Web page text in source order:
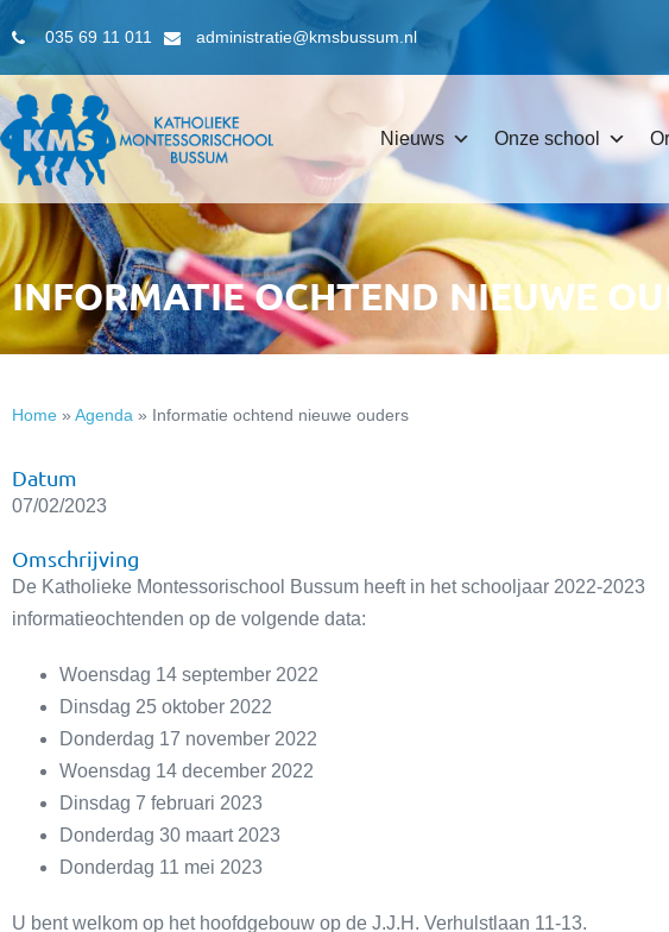
035 69 11 011 administratie@kmsbussum.nl
Nieuws Onze school
INFORMATIE OCHTEND NIEUWE
Home » Agenda » Informatie ochtend nieuwe ouders
Datum
07/02/2023
Omschrijving
De Katholieke Montessorischool Bussum heeft in het schooljaar 2022-2023
informatieochtenden op de volgende data:
Woensdag 14 september 2022
Dinsdag 25 oktober 2022
Donderdag 17 november 2022
Woensdag 14 december 2022
Dinsdag 7 februari 2023
Donderdag 30 maart 2023
Donderdag 11 mei 2023
U bent welkom op het hoofdgebouw op de J.J.H. Verhulstlaan 11-13.